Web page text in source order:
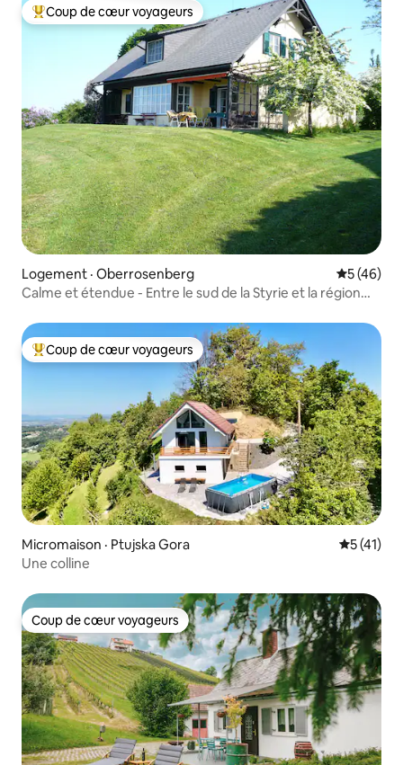
Coup de cœur voyageurs parmi les plus aimés
Coup de cœur voyageurs
Logement · Oberrosenberg Note
5 (46)
Calme et étendue - Entre le sud de la Styrie et la région
Coup de cœur voyageurs parmi les plus aimés
Coup de cœur voyageurs
Micromaison · Ptujska Gora Note
5 (41)
Une colline
Coup de cœur voyageurs
Coup de cœur voyageurs